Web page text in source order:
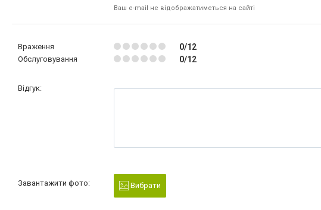
Ваш e-mail не відображатиметься на сайті
Враження 0/12
Обслуговування 0/12
Відгук:
Завантажити фото: Вибрати